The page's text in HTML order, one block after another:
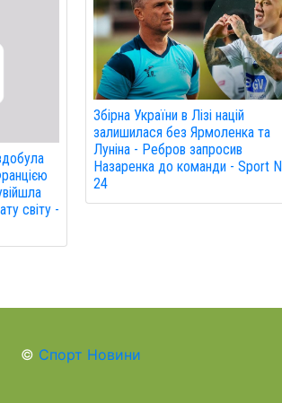
світу -
Збірна України в Лізі націй
залишилася без Ярмоленка та
Луніна - Ребров запросив
Назаренка до команди - Sport
24
© Спорт Новини